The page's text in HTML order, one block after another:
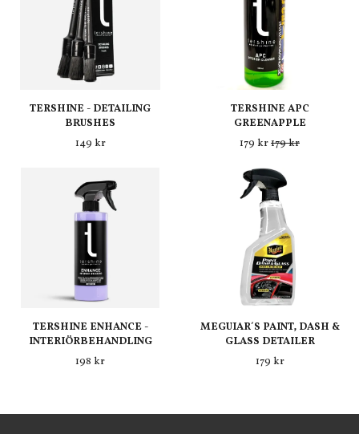
TERSHINE - DETAILING
BRUSHES
149 kr
TERSHINE APC
GREENAPPLE
179 kr179 kr
TERSHINE ENHANCE -
INTERIÖRBEHANDLING
198 kr
MEGUIAR´S PAINT, DASH &
GLASS DETAILER
179 kr